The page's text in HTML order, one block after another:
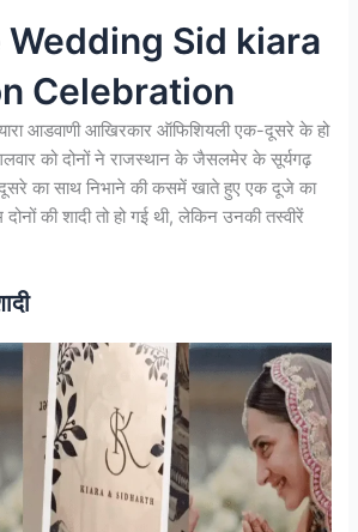
Sid kiara
Celebration
आडवाणी आखिरकार ऑफिशियली एक-दूसरे के हो
को दोनों ने राजस्थान के जैसलमेर के सूर्यगढ़
का साथ निभाने की कसमें खाते हुए एक दूजे का
दोनों की शादी तो हो गई थी, लेकिन उनकी तस्वीरें